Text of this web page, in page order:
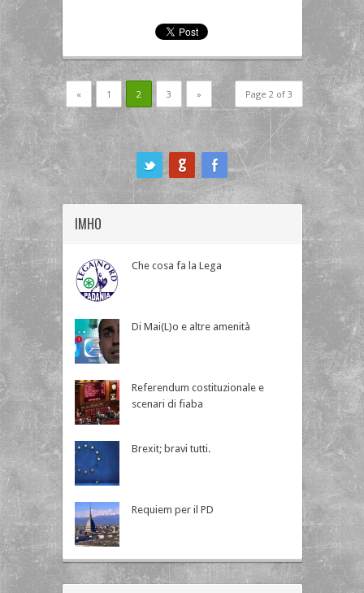
Page 2 of 3
« 1 2 3 »
IMHO
Che cosa fa la Lega
Di Mai(L)o e altre amenità
Referendum costituzionale e
scenari di fiaba
Brexit; bravi tutti.
Requiem per il PD